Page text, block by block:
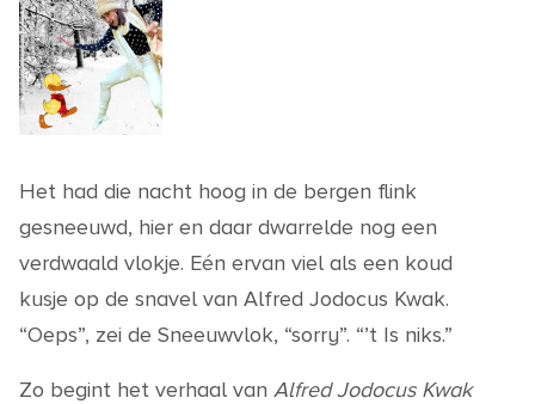
Het had die nacht hoog in de bergen flink
gesneeuwd, hier en daar dwarrelde nog een
verdwaald vlokje. Eén ervan viel als een koud
kusje op de snavel van Alfred Jodocus Kwak.
“Oeps”, zei de Sneeuwvlok, “sorry”. “’t Is niks.”
Zo begint het verhaal van Alfred Jodocus Kwak